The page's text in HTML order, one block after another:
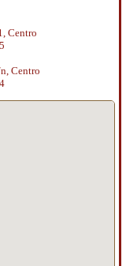
Centro
Centro